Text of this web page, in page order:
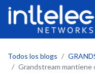
Todos los blogs
Grandstream mantiene